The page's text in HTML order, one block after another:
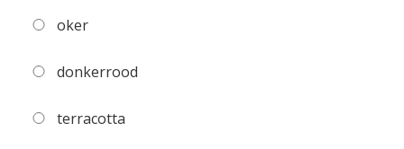
oker
donkerrood
terracotta